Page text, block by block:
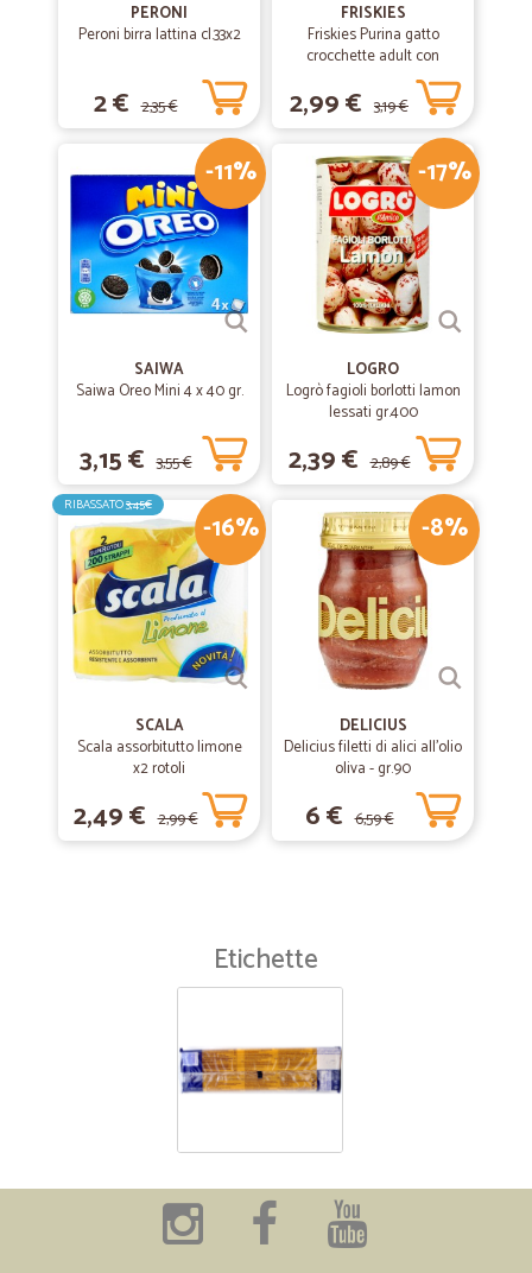
PERONI
Peroni birra lattina cl.33x2
2 € 2,35 €
FRISKIES
Friskies Purina gatto
crocchette adult con
coniglio, pollo e verdure
scatola gr.400
2,99 € 3,19 €
-11%
SAIWA
Saiwa Oreo Mini 4 x 40 gr.
3,15 € 3,55 €
-17%
LOGRO
Logrò fagioli borlotti lamon
lessati gr.400
2,39 € 2,89 €
-16%
RIBASSATO3,45€
SCALA
Scala assorbitutto limone
x2 rotoli
2,49 € 2,99 €
-8%
DELICIUS
Delicius filetti di alici all'olio
oliva - gr.90
6 € 6,59 €
Etichette